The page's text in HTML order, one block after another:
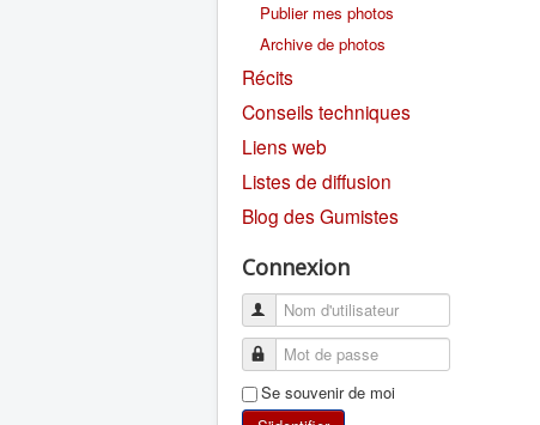
Publier mes photos
Archive de photos
Récits
Conseils techniques
Liens web
Listes de diffusion
Blog des Gumistes
Connexion
Se souvenir de moi